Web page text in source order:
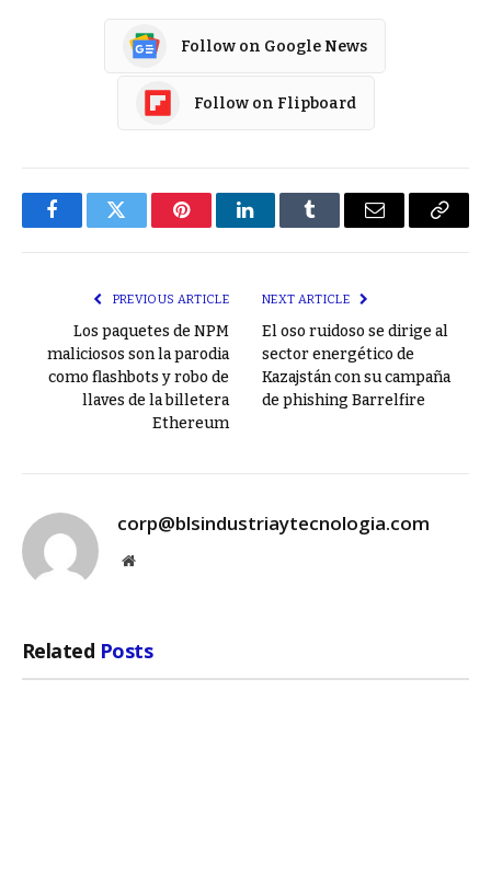
Follow on Google News
Follow on Flipboard
FacebookTwitter PinterestLinkedInTumblr Email
Copy
PREVIOUS ARTICLE
Los paquetes de NPM
maliciosos son la parodia
como flashbots y robo de
llaves de la billetera
Ethereum
NEXT ARTICLE
El oso ruidoso se dirige al
sector energético de
Kazajstán con su campaña
de phishing Barrelfire
corp@blsindustriaytecnologia.com
Website
Related Posts